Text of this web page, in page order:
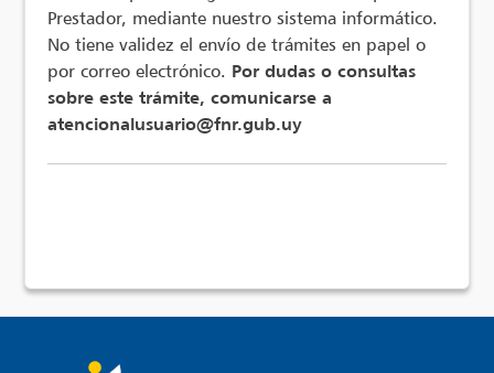
Prestador, mediante nuestro sistema informático.
No tiene validez el envío de trámites en papel o
por correo electrónico. Por dudas o consultas
sobre este trámite, comunicarse a
atencionalusuario@fnr.gub.uy